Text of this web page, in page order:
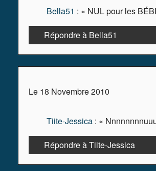
Bella51 : « NUL pour les
Répondre à Bella51
Le 18 Novembre 2010
Tiite-Jessica : «
Répondre à Tiite-Jessica